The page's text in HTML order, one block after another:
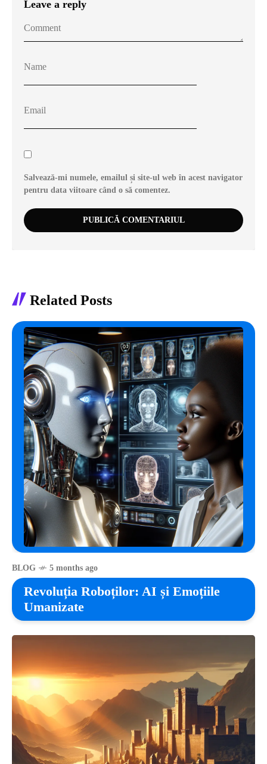
Leave a reply
Salvează-mi numele, emailul și site-ul web în acest navigator
pentru data viitoare când o să comentez.
Related Posts
BLOG 5 months ago
Revoluția Roboților: AI și Emoțiile
Umanizate